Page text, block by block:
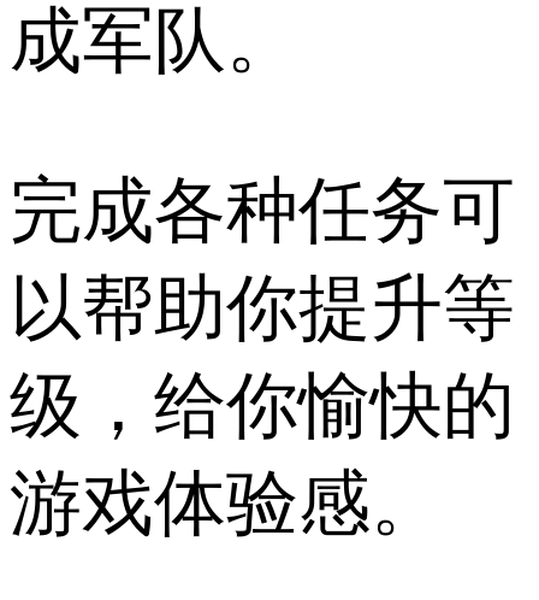
成军队。
完成各种任务可
以帮助你提升等
级，给你愉快的
游戏体验感。